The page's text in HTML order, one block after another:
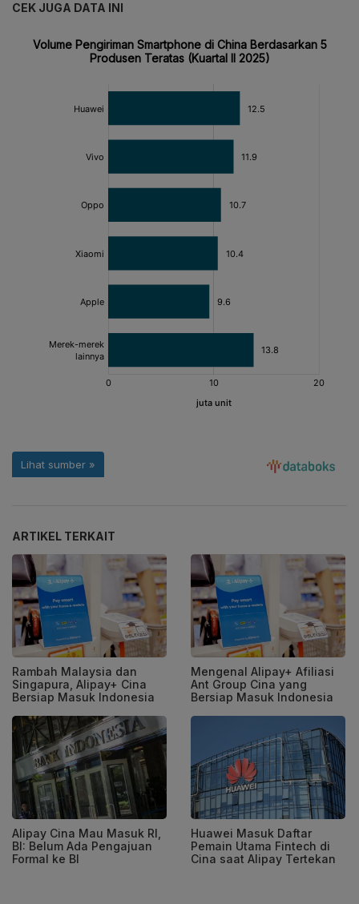
CEK JUGA DATA INI
ARTIKEL TERKAIT
Rambah Malaysia dan
Singapura, Alipay+ Cina
Bersiap Masuk Indonesia
Mengenal Alipay+ Afiliasi
Ant Group Cina yang
Bersiap Masuk Indonesia
Alipay Cina Mau Masuk RI,
BI: Belum Ada Pengajuan
Formal ke BI
Huawei Masuk Daftar
Pemain Utama Fintech di
Cina saat Alipay Tertekan